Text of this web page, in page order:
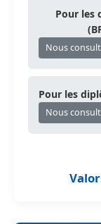
Pour les
Nous
Pour les
Nous